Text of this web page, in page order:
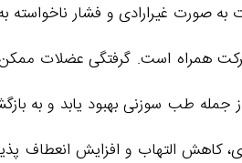
به صورت غیرارادی و فشار
همراه است. گرفتگی عضلات
از جمله طب سوزنی بهبود یابد و
کاهش التهاب و افزایش